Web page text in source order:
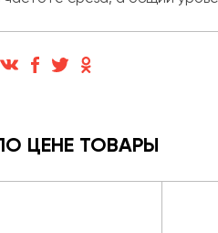
ЦЕНЕ ТОВАРЫ